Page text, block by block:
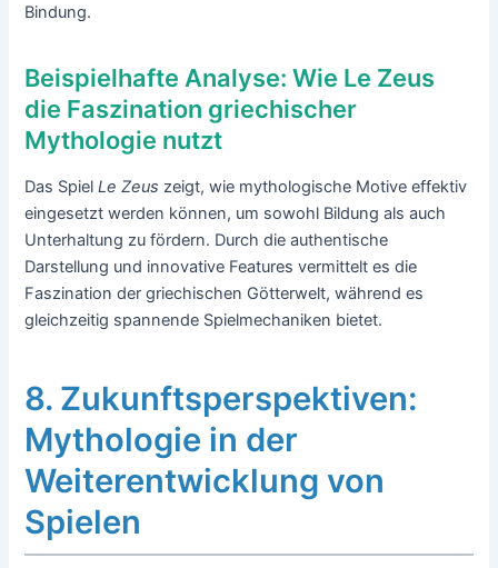
Bindung.
Beispielhafte Analyse: Wie Le Zeus
die Faszination griechischer
Mythologie nutzt
Das SpielLe Zeus zeigt, wie mythologische Motive effektiv
eingesetzt werden können, um sowohl Bildung als auch
Unterhaltung zu fördern. Durch die authentische
Darstellung und innovative Features vermittelt es die
Faszination der griechischen Götterwelt, während es
gleichzeitig spannende Spielmechaniken bietet.
8. Zukunftsperspektiven:
Mythologie in der
Weiterentwicklung von
Spielen